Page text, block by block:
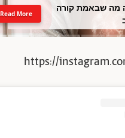
מה שבאמת קורה
Read More
https://